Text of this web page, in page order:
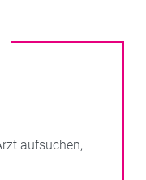
aufsuchen,